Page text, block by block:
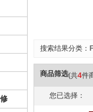
搜索结果分类：
商品筛选(共4件
您已选择：